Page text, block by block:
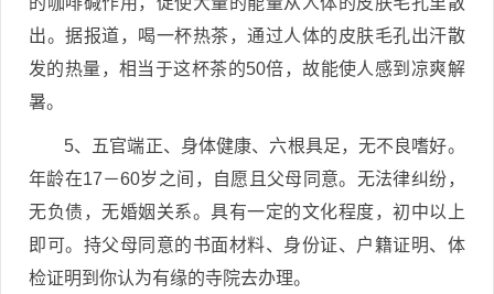
出。据报道，喝一杯热茶，通过人体的皮肤毛孔出汗散
发的热量，相当于这杯茶的50倍，故能使人感到凉爽解
暑。
5、五官端正、身体健康、六根具足，无不良嗜好。
年龄在17－60岁之间，自愿且父母同意。无法律纠纷，
无负债，无婚姻关系。具有一定的文化程度，初中以上
即可。持父母同意的书面材料、身份证、户籍证明、体
检证明到你认为有缘的寺院去办理。